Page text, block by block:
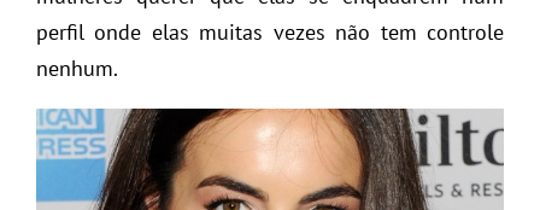
perfil onde elas muitas vezes não tem controle
nenhum.